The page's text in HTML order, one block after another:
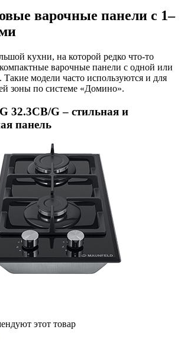
варочные панели с 1–
кухни, на которой редко что-то
варочные панели с одной или
модели часто используются и для
зоны по системе «Домино».
32.3CB/G – стильная и
панель
этот товар